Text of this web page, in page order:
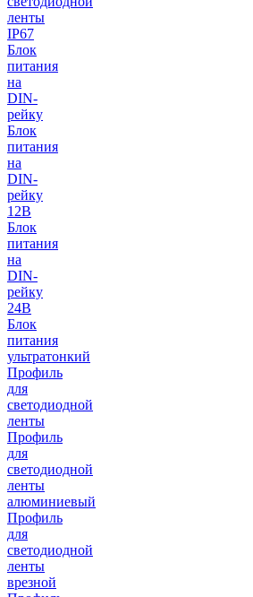
ленты
IP67
Блок
питания
на
DIN-
рейку
Блок
питания
на
DIN-
рейку
12В
Блок
питания
на
DIN-
рейку
24В
Блок
питания
ультратонкий
Профиль
для
светодиодной
ленты
Профиль
для
светодиодной
ленты
алюминиевый
Профиль
для
светодиодной
ленты
врезной